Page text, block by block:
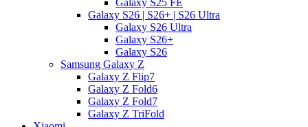
Galaxy S25 FE
Galaxy S26 | S26+ | S26 Ultra
Galaxy S26 Ultra
Galaxy S26+
Galaxy S26
Samsung Galaxy Z
Galaxy Z Flip7
Galaxy Z Fold6
Galaxy Z Fold7
Galaxy Z TriFold